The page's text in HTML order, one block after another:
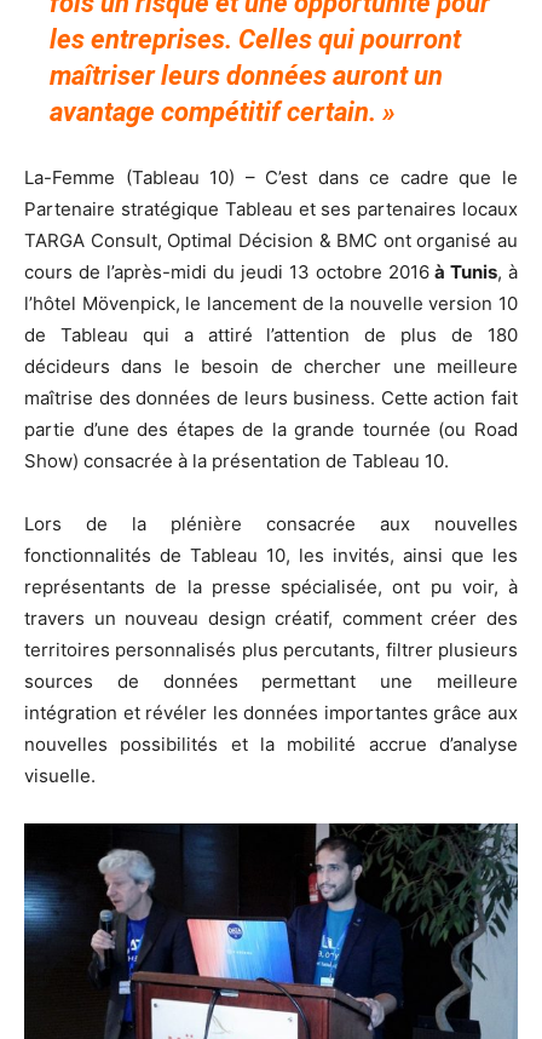
les entreprises. Celles qui pourront
maîtriser leurs données auront un
avantage compétitif certain. »
La-Femme (Tableau 10) – C’est dans ce cadre que le
Partenaire stratégique Tableau et ses partenaires locaux
TARGA Consult, Optimal Décision & BMC ont organisé au
cours de l’après-midi du jeudi 13 octobre 2016 à Tunis, à
l’hôtel Mövenpick, le lancement de la nouvelle version 10
de Tableau qui a attiré l’attention de plus de 180
décideurs dans le besoin de chercher une meilleure
maîtrise des données de leurs business. Cette action fait
partie d’une des étapes de la grande tournée (ou Road
Show) consacrée à la présentation de Tableau 10.
Lors de la plénière consacrée aux nouvelles
fonctionnalités de Tableau 10, les invités, ainsi que les
représentants de la presse spécialisée, ont pu voir, à
travers un nouveau design créatif, comment créer des
territoires personnalisés plus percutants, filtrer plusieurs
sources de données permettant une meilleure
intégration et révéler les données importantes grâce aux
nouvelles possibilités et la mobilité accrue d’analyse
visuelle.